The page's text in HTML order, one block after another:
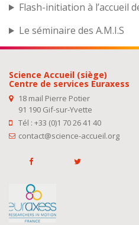
Flash-initiation à l’accueil
Le séminaire des A.M.I.S
Science Accueil (siège)
Centre de services Euraxess
18 mail Pierre Potier
91 190 Gif-sur-Yvette
Tél : +33 (0)1 70 26 41 40
contact@science-accueil.org